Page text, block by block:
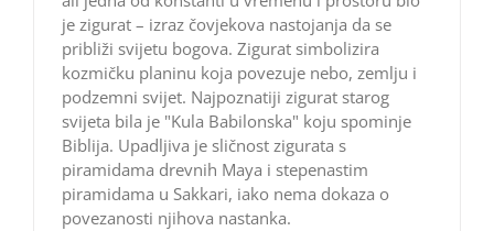
je zigurat – izraz čovjekova nastojanja da se
približi svijetu bogova. Zigurat simbolizira
kozmičku planinu koja povezuje nebo, zemlju i
podzemni svijet. Najpoznatiji zigurat starog
svijeta bila je "Kula Babilonska" koju spominje
Biblija. Upadljiva je sličnost zigurata s
piramidama drevnih Maya i stepenastim
piramidama u Sakkari, iako nema dokaza o
povezanosti njihova nastanka.